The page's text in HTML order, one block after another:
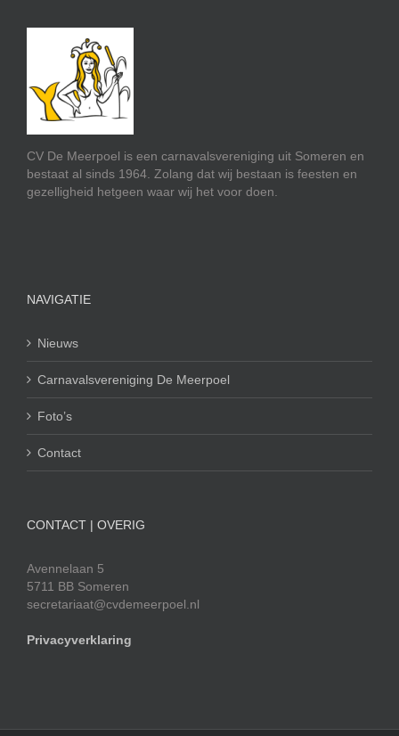
CV De Meerpoel is een carnavalsvereniging uit Someren en
bestaat al sinds 1964. Zolang dat wij bestaan is feesten en
gezelligheid hetgeen waar wij het voor doen.
NAVIGATIE
Nieuws
Carnavalsvereniging De Meerpoel
Foto’s
Contact
CONTACT | OVERIG
Avennelaan 5
5711 BB Someren
secretariaat@cvdemeerpoel.nl
Privacyverklaring